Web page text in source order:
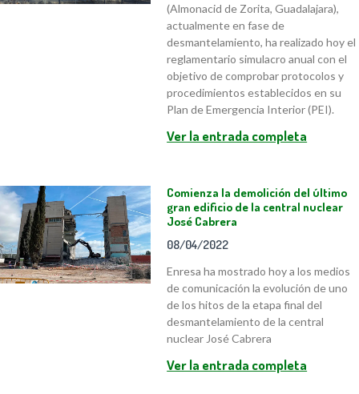
(Almonacid de Zorita, Guadalajara),
actualmente en fase de
desmantelamiento, ha realizado hoy el
reglamentario simulacro anual con el
objetivo de comprobar protocolos y
procedimientos establecidos en su
Plan de Emergencia Interior (PEI).
Ver la entrada completa
Comienza la demolición del último
gran edificio de la central nuclear
José Cabrera
08/04/2022
Enresa ha mostrado hoy a los medios
de comunicación la evolución de uno
de los hitos de la etapa final del
desmantelamiento de la central
nuclear José Cabrera
Ver la entrada completa